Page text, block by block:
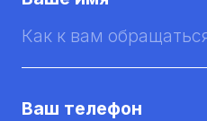
Ваш телефон